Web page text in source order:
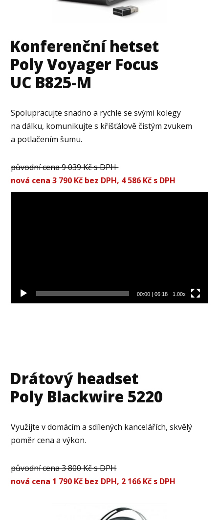
Konferenční hetset
Poly Voyager Focus
UC B825-M
Spolupracujte snadno a rychle se svými kolegy
na dálku, komunikujte s křišťálově čistým zvukem
a potlačením šumu.
původní cena 9 039 Kč s DPH
nová cena 3 790 Kč bez DPH, 4 586 Kč s DPH
00:00| 06:18 1.00x
Drátový headset
Poly Blackwire 5220
Využijte v domácím a sdílených kancelářích, skvělý
poměr cena a výkon.
původní cena 3 800 Kč s DPH
nová cena 1 790 Kč bez DPH, 2 166 Kč s DPH